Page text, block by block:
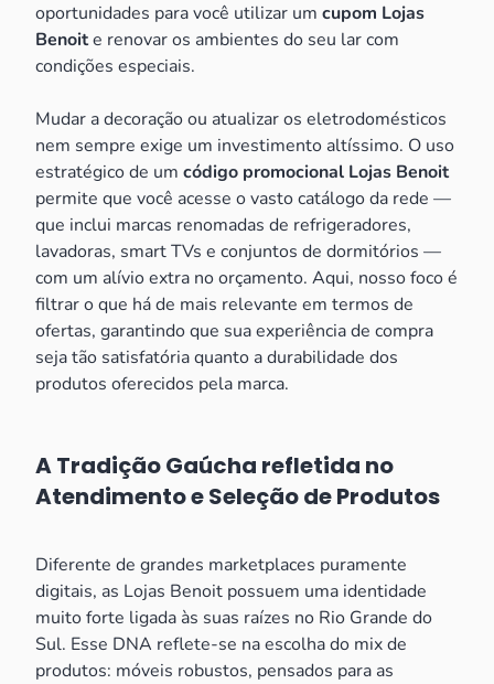
oportunidades para você utilizar um cupom Lojas
Benoite renovar os ambientes do seu lar com
condições especiais.
Mudar a decoração ou atualizar os eletrodomésticos
nem sempre exige um investimento altíssimo. O uso
estratégico de um código promocional Lojas Benoit
permite que você acesse o vasto catálogo da rede —
que inclui marcas renomadas de refrigeradores,
lavadoras, smart TVs e conjuntos de dormitórios —
com um alívio extra no orçamento. Aqui, nosso foco é
filtrar o que há de mais relevante em termos de
ofertas, garantindo que sua experiência de compra
seja tão satisfatória quanto a durabilidade dos
produtos oferecidos pela marca.
A Tradição Gaúcha refletida no
Atendimento e Seleção de Produtos
Diferente de grandes marketplaces puramente
digitais, as Lojas Benoit possuem uma identidade
muito forte ligada às suas raízes no Rio Grande do
Sul. Esse DNA reflete-se na escolha do mix de
produtos: móveis robustos, pensados para as